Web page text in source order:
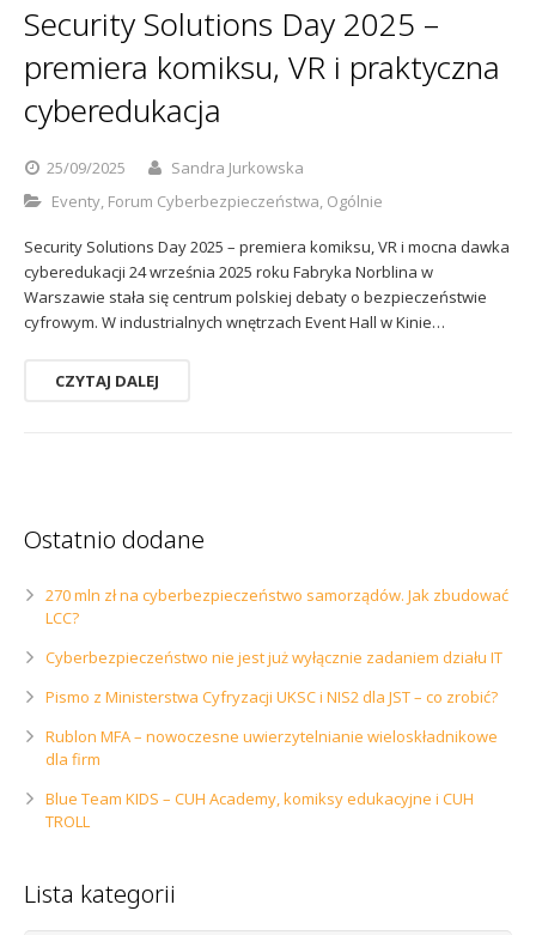
Security Solutions Day 2025 –
premiera komiksu, VR i praktyczna
cyberedukacja
25/09/2025
Sandra Jurkowska
Eventy, Forum Cyberbezpieczeństwa, Ogólnie
Security Solutions Day 2025 – premiera komiksu, VR i mocna dawka
cyberedukacji 24 września 2025 roku Fabryka Norblina w
Warszawie stała się centrum polskiej debaty o bezpieczeństwie
cyfrowym. W industrialnych wnętrzach Event Hall w Kinie…
CZYTAJ DALEJ
Ostatnio dodane
270 mln zł na cyberbezpieczeństwo samorządów. Jak zbudować
LCC?
Cyberbezpieczeństwo nie jest już wyłącznie zadaniem działu IT
Pismo z Ministerstwa Cyfryzacji UKSC i NIS2 dla JST – co zrobić?
Rublon MFA – nowoczesne uwierzytelnianie wieloskładnikowe
dla firm
Blue Team KIDS – CUH Academy, komiksy edukacyjne i CUH
TROLL
Lista kategorii